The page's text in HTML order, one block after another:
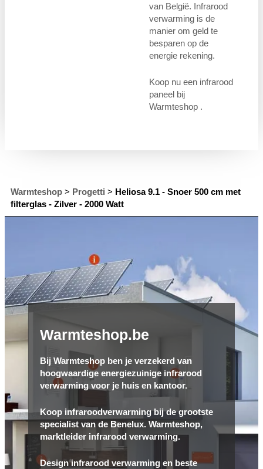
van België. Infrarood
verwarming is de
manier om geld te
besparen op de
energie rekening.
Koop nu een infrarood
paneel bij
Warmteshop .
Warmteshop > Progetti > Heliosa 9.1 - Snoer 500 cm met
filterglas - Zilver - 2000 Watt
Warmteshop.be
Bij Warmteshop ben je verzekerd van
hoogwaardige energiezuinige infrarood
verwarming voor je huis en kantoor.
Koop infraroodverwarming bij de grootste
specialist van de Benelux. Warmteshop,
marktleider infrarood verwarming.
Design infrarood verwarming en beste